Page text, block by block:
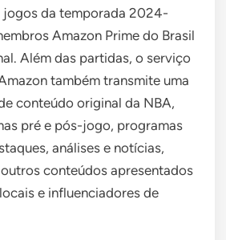
jogos da temporada 2024-
Amazon Prime do Brasil
Além das partidas, o serviço
também transmite uma
conteúdo original da NBA,
pré e pós-jogo, programas
análises e notícias,
conteúdos apresentados
e influenciadores de